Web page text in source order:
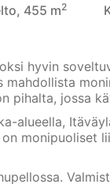
455 m2
hyvin
pihalta, jossa
alueella,
monipuoliset